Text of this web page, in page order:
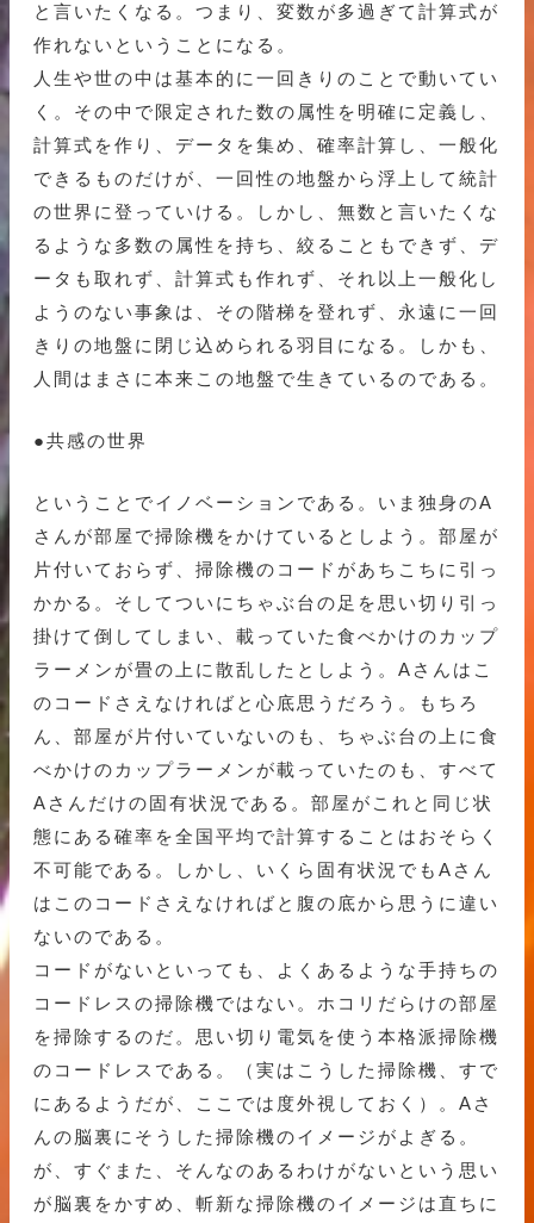
と言いたくなる。つまり、変数が多過ぎて計算式が
作れないということになる。
人生や世の中は基本的に一回きりのことで動いてい
く。その中で限定された数の属性を明確に定義し、
計算式を作り、データを集め、確率計算し、一般化
できるものだけが、一回性の地盤から浮上して統計
の世界に登っていける。しかし、無数と言いたくな
るような多数の属性を持ち、絞ることもできず、デ
ータも取れず、計算式も作れず、それ以上一般化し
ようのない事象は、その階梯を登れず、永遠に一回
きりの地盤に閉じ込められる羽目になる。しかも、
人間はまさに本来この地盤で生きているのである。
●共感の世界
ということでイノベーションである。いま独身のA
さんが部屋で掃除機をかけているとしよう。部屋が
片付いておらず、掃除機のコードがあちこちに引っ
かかる。そしてついにちゃぶ台の足を思い切り引っ
掛けて倒してしまい、載っていた食べかけのカップ
ラーメンが畳の上に散乱したとしよう。Aさんはこ
のコードさえなければと心底思うだろう。もちろ
ん、部屋が片付いていないのも、ちゃぶ台の上に食
べかけのカップラーメンが載っていたのも、すべて
Aさんだけの固有状況である。部屋がこれと同じ状
態にある確率を全国平均で計算することはおそらく
不可能である。しかし、いくら固有状況でもAさん
はこのコードさえなければと腹の底から思うに違い
ないのである。
コードがないといっても、よくあるような手持ちの
コードレスの掃除機ではない。ホコリだらけの部屋
を掃除するのだ。思い切り電気を使う本格派掃除機
のコードレスである。（実はこうした掃除機、すで
にあるようだが、ここでは度外視しておく）。Aさ
んの脳裏にそうした掃除機のイメージがよぎる。
が、すぐまた、そんなのあるわけがないという思い
が脳裏をかすめ、斬新な掃除機のイメージは直ちに